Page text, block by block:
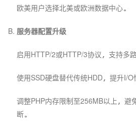
欧美用户选择北美或欧洲数据中心。
服务器配置升级
启用HTTP/2或HTTP/3协议，支持多
使用SSD硬盘替代传统HDD，提升I/O
调整PHP内存限制至256MB以上，避
断。